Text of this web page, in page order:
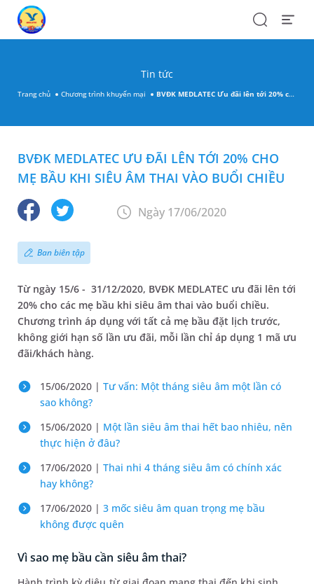
SearchOpen
Tin tức
Trang chủ Chương trình khuyến mại BVĐK MEDLATEC Ưu đãi lên tới 20% cho mẹ bầu khi siêu âm thai vào buổi chiều
BVĐK MEDLATEC ƯU ĐÃI LÊN TỚI 20% CHO
MẸ BẦU KHI SIÊU ÂM THAI VÀO BUỔI CHIỀU
Ngày 17/06/2020
Ban biên tập
Từ ngày 15/6 - 31/12/2020, BVĐK MEDLATEC ưu đãi lên tới
20% cho các mẹ bầu khi siêu âm thai vào buổi chiều.
Chương trình áp dụng với tất cả mẹ bầu đặt lịch trước,
không giới hạn số lần ưu đãi, mỗi lần chỉ áp dụng 1 mã ưu
đãi/khách hàng.
15/06/2020 | Tư vấn: Một tháng siêu âm một lần có
sao không?
15/06/2020 | Một lần siêu âm thai hết bao nhiêu, nên
thực hiện ở đâu?
17/06/2020 | Thai nhi 4 tháng siêu âm có chính xác
hay không?
17/06/2020 | 3 mốc siêu âm quan trọng mẹ bầu
không được quên
Vì sao mẹ bầu cần siêu âm thai?